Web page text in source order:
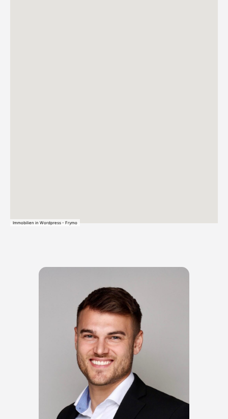
Immobilien in Wordpress - Frymo